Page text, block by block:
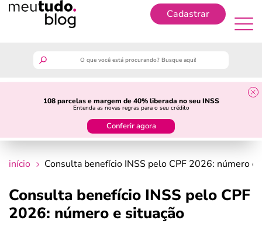
Cadastrar
108 parcelas e margem de 40% liberada no seu INSS
Entenda as novas regras para o seu crédito
Conferir agora
guia do trabalhador
crédito fácil
início Consulta benefício INSS pelo CPF 2026: número e
Consulta benefício INSS pelo CPF
2026: número e situação